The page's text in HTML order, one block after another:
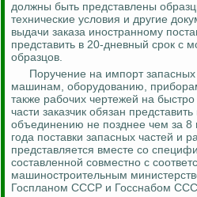
должны быть представлены
технические условия и другие
выдачи заказа иностранному
представить в 20-дневный срок с
образцов.
Поручение на импорт
машинам, оборудованию,
также рабочих чертежей на
части заказчик обязан
объединению не позднее чем за 8
года поставки запасных частей и
представляется вместе со
составленной совместно с
машиностроительным
Госпланом СССР и Госснабом